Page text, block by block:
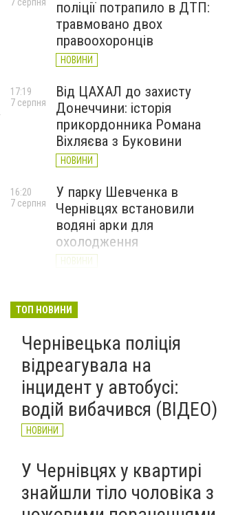
поліції потрапило в ДТП:
травмовано двох
правоохоронців
НОВИНИ
Від ЦАХАЛ до захисту
Донеччини: історія
прикордонника Романа
Віхляєва з Буковини
НОВИНИ
17:19
7 серпня
У парку Шевченка в
Чернівцях встановили
водяні арки для
охолодження
НОВИНИ
16:20
7 серпня
вимагав 50 тисяч доларів
потерпілого
НОВИНИ
7 серпня
ТОП НОВИНИ
Чернівецька поліція
відреагувала на
інцидент у автобусі:
водій вибачився (ВІДЕО)
НОВИНИ
У Чернівцях у квартирі
знайшли тіло чоловіка з